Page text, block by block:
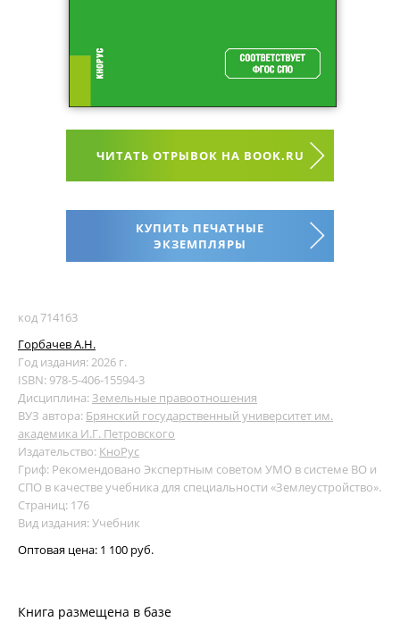
ЧИТАТЬ ОТРЫВОК НА BOOK.RU
КУПИТЬ ПЕЧАТНЫЕ
ЭКЗЕМПЛЯРЫ
код 714163
Горбачев А.Н.
Год издания: 2026 г.
ISBN: 978-5-406-15594-3
Дисциплина: Земельные правоотношения
ВУЗ автора: Брянский государственный университет им.
академика И.Г. Петровского
Издательство: КноРус
Гриф: Рекомендовано Экспертным советом УМО в системе ВО и
СПО в качестве учебника для специальности «Землеустройство».
Страниц: 176
Вид издания: Учебник
Оптовая цена: 1 100 руб.
Книга размещена в базе